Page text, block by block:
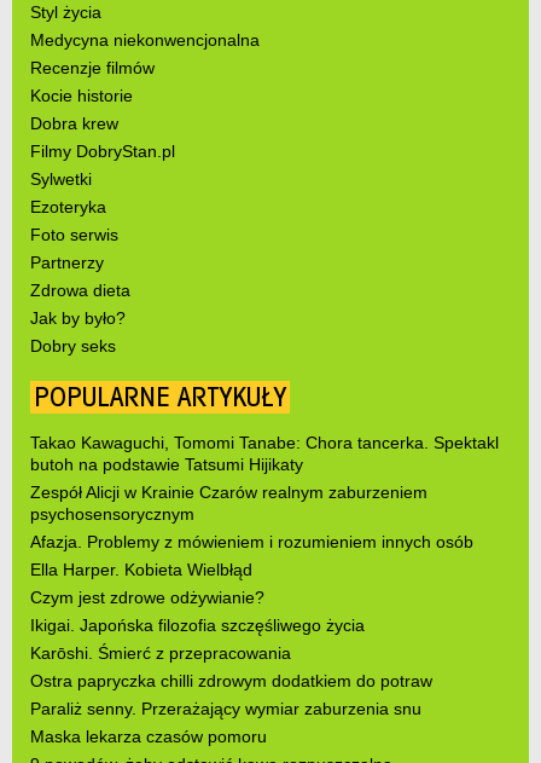
Styl życia
Medycyna niekonwencjonalna
Recenzje filmów
Kocie historie
Dobra krew
Filmy DobryStan.pl
Sylwetki
Ezoteryka
Foto serwis
Partnerzy
Zdrowa dieta
Jak by było?
Dobry seks
POPULARNE ARTYKUŁY
Takao Kawaguchi, Tomomi Tanabe: Chora tancerka. Spektakl
butoh na podstawie Tatsumi Hijikaty
Zespół Alicji w Krainie Czarów realnym zaburzeniem
psychosensorycznym
Afazja. Problemy z mówieniem i rozumieniem innych osób
Ella Harper. Kobieta Wielbłąd
Czym jest zdrowe odżywianie?
Ikigai. Japońska filozofia szczęśliwego życia
Karōshi. Śmierć z przepracowania
Ostra papryczka chilli zdrowym dodatkiem do potraw
Paraliż senny. Przerażający wymiar zaburzenia snu
Maska lekarza czasów pomoru